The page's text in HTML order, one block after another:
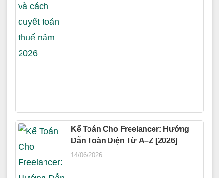
Kế Toán Cho Freelancer: Hướng
Dẫn Toàn Diện Từ A–Z [2026]
14/06/2026